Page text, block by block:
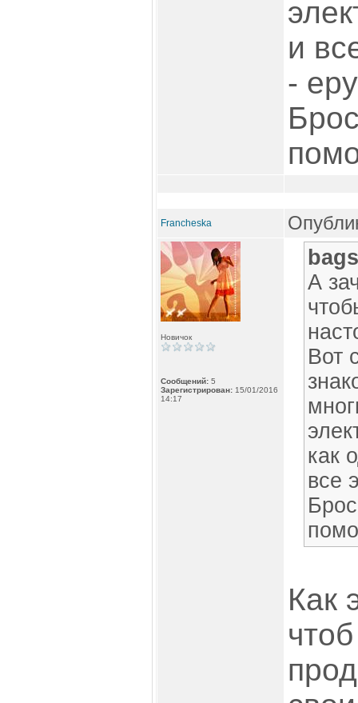
и
-
Francheska
Новичок
Сообщений: 5
Зарегистрирован: 15/01/2016
14:17
А
Вот
как
все
Как